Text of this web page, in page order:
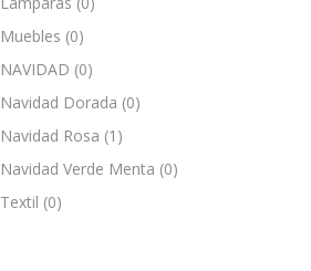
Muebles (0)
NAVIDAD (0)
Navidad Dorada (0)
Navidad Rosa (1)
Navidad Verde Menta (0)
Textil (0)